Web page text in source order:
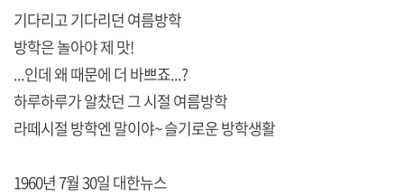
기다리고 기다리던 여름방학
방학은 놀아야 제 맛!
...인데 왜 때문에 더 바쁘죠...?
하루하루가 알찼던 그 시절 여름방학
라떼시절 방학엔 말이야~ 슬기로운 방학생활
1960년 7월 30일 대한뉴스